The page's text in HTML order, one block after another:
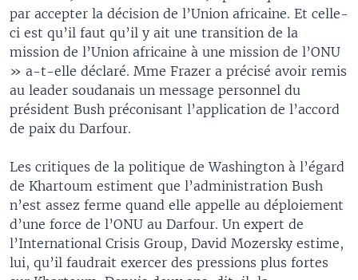
par accepter la décision de l’Union africaine. Et celle-
ci est qu’il faut qu’il y ait une transition de la
mission de l’Union africaine à une mission de l’ONU
» a-t-elle déclaré. Mme Frazer a précisé avoir remis
au leader soudanais un message personnel du
président Bush préconisant l’application de l’accord
de paix du Darfour.
Les critiques de la politique de Washington à l’égard
de Khartoum estiment que l’administration Bush
n’est assez ferme quand elle appelle au déploiement
d’une force de l’ONU au Darfour. Un expert de
l’International Crisis Group, David Mozersky estime,
lui, qu’il faudrait exercer des pressions plus fortes